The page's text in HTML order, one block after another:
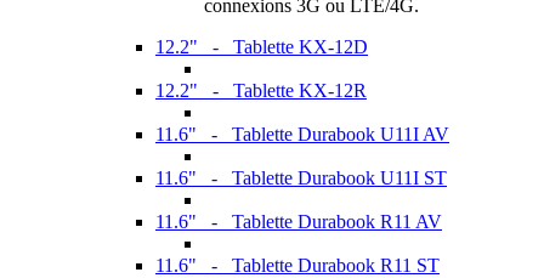
connexions 3G ou LTE/4G.
12.2" - Tablette KX-12D
12.2" - Tablette KX-12R
11.6" - Tablette Durabook U11I AV
11.6" - Tablette Durabook U11I ST
11.6" - Tablette Durabook R11 AV
11.6" - Tablette Durabook R11 ST